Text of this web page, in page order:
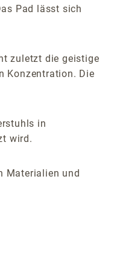
Pad lässt sich
zuletzt die geistige
Konzentration. Die
in
wird.
Materialien und